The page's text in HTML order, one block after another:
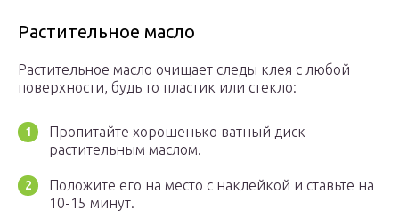
Растительное масло
Растительное масло очищает следы клея с любой
поверхности, будь то пластик или стекло:
Пропитайте хорошенько ватный диск
растительным маслом.
Положите его на место с наклейкой и ставьте на
10-15 минут.